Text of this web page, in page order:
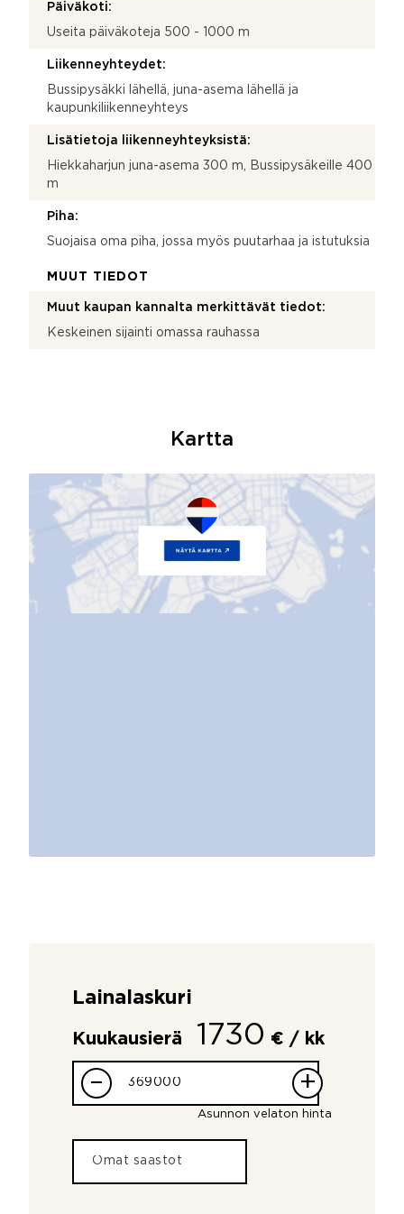
Päiväkoti:
Useita päiväkoteja 500 - 1000 m
Liikenneyhteydet:
Bussipysäkki lähellä, juna-asema lähellä ja
kaupunkiliikenneyhteys
Lisätietoja liikenneyhteyksistä:
Hiekkaharjun juna-asema 300 m, Bussipysäkeille 400
m
Piha:
Suojaisa oma piha, jossa myös puutarhaa ja istutuksia
MUUT TIEDOT
Muut kaupan kannalta merkittävät tiedot:
Keskeinen sijainti omassa rauhassa
Kartta
Lainalaskuri
Kuukausierä 1730 € / kk
– +
Asunnon velaton hinta